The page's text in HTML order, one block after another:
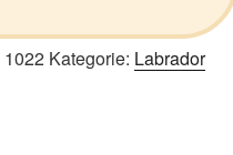
1022 Kategorie: Labrador